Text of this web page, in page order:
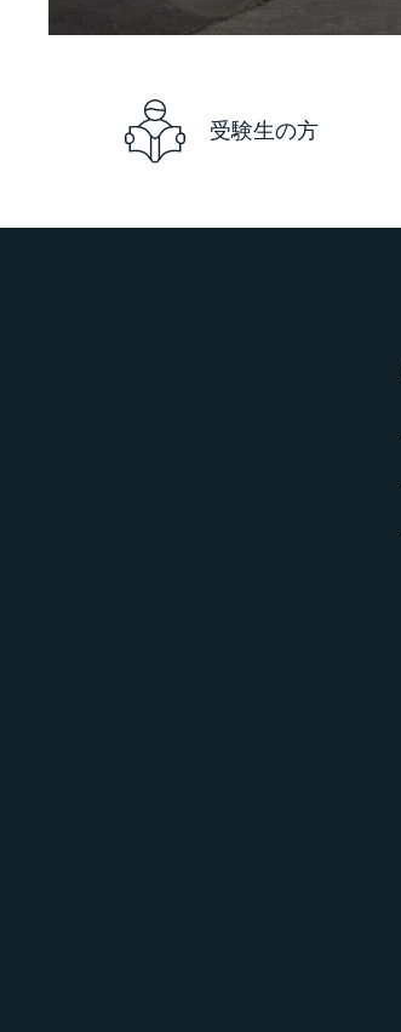
受験生の方